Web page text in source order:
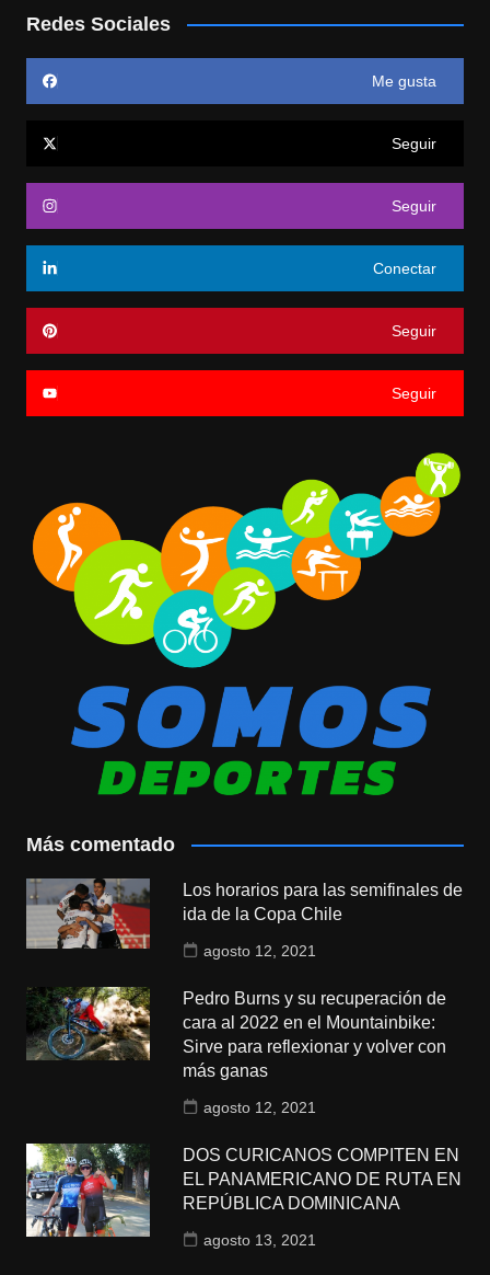
Redes Sociales
Me gusta
Seguir
Seguir
Conectar
Seguir
Seguir
Más comentado
Los horarios para las semifinales de
ida de la Copa Chile
agosto 12, 2021
Pedro Burns y su recuperación de
cara al 2022 en el Mountainbike:
Sirve para reflexionar y volver con
más ganas
agosto 12, 2021
DOS CURICANOS COMPITEN EN
EL PANAMERICANO DE RUTA EN
REPÚBLICA DOMINICANA
agosto 13, 2021